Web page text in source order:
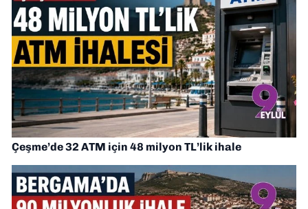
Çeşme’de 32 ATM için 48 milyon TL’lik ihale